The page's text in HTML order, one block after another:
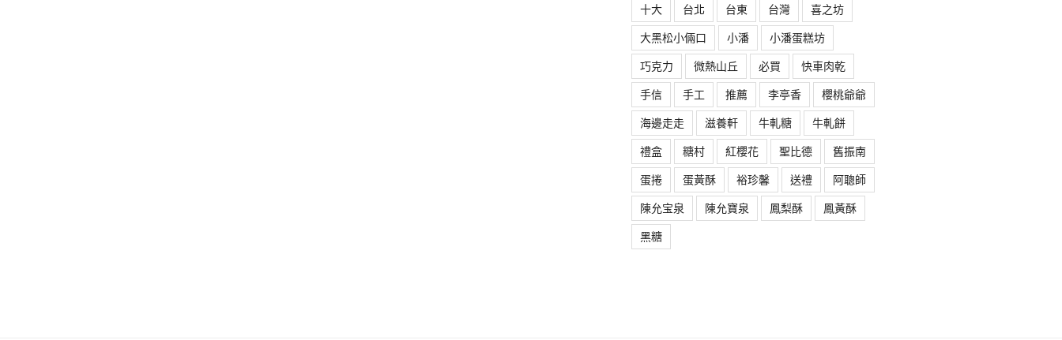
十大
台北 台東 台灣
喜之坊
大黑松小倆口
小潘
小潘蛋糕坊
巧克力
微熱山丘 必買
快車肉乾
手信
手工 推薦 李亭香
櫻桃爺爺
海邊走走
滋養軒 牛軋糖
牛軋餅
禮盒
糖村 紅櫻花 聖比德
舊振南
蛋捲
蛋黃酥 裕珍馨 送禮
阿聰師
陳允宝泉
陳允寶泉 鳳梨酥
鳳黃酥
黑糖